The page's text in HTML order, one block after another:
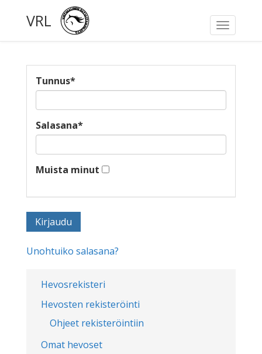
Toggle
VRL
Hevosrekisteri
Hevosten rekisteröinti
Ohjeet rekisteröintiin
Omat hevoset
Tunnus*
Salasana*
Muista minut
Unohtuiko salasana?